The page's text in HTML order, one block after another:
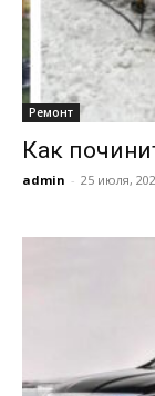
Ремонт
Как
admin - 25 июля,